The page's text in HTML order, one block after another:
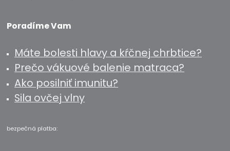
Poradíme Vam
Máte bolesti hlavy a kŕčnej chrbtice?
Prečo vákuové balenie matraca?
Ako posilniť imunitu?
Sila ovčej vlny
bezpečná platba: